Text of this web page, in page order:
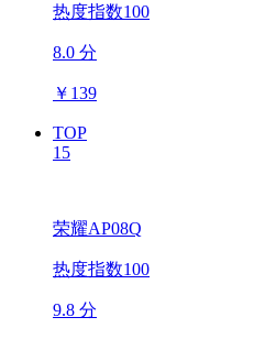
热度指数100
8.0 分
￥ 139
TOP
15
荣耀AP08Q
热度指数100
9.8 分